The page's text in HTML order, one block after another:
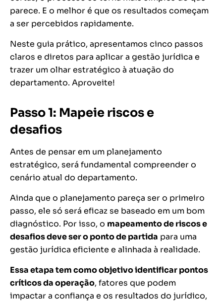
parece. E o melhor é que os resultados começam
a ser percebidos rapidamente.
Neste guia prático, apresentamos cinco passos
claros e diretos para aplicar a gestão jurídica e
trazer um olhar estratégico à atuação do
departamento. Aproveite!
Passo 1: Mapeie riscos e
desafios
Antes de pensar em um planejamento
estratégico, será fundamental compreender o
cenário atual do departamento.
Ainda que o planejamento pareça ser o primeiro
passo, ele só será eficaz se baseado em um bom
diagnóstico. Por isso, o mapeamento de riscos e
desafios deve ser o ponto de partida para uma
gestão jurídica eficiente e alinhada à realidade.
Essa etapa tem como objetivo identificar pontos
críticos da operação, fatores que podem
impactar a confiança e os resultados do jurídico,